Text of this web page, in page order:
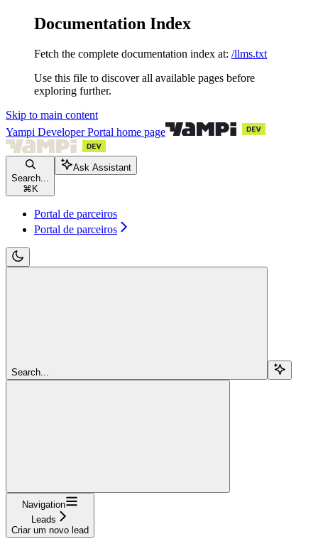
Documentation Index
Fetch the complete documentation index at: /llms.txt
Use this file to discover all available pages before
exploring further.
Skip to main content
Yampi Developer Portal home page
Search...
⌘ K
Ask Assistant
Portal de parceiros
Portal de parceiros
Search...
Navigation
Leads
Criar um novo lead